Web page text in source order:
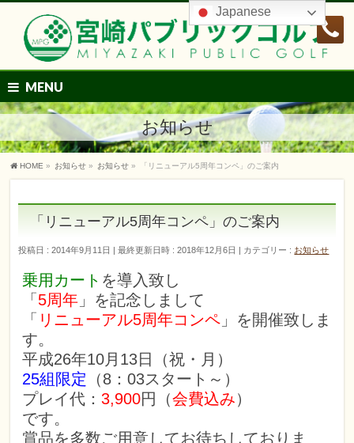
MENU
お知らせ
HOME » お知らせ » お知らせ » 「リニューアル5周年コンペ」のご案内
「リニューアル5周年コンペ」のご案内
投稿日 : 2014年9月11日 最終更新日時 : 2018年12月6日 カテゴリー : お知らせ
乗用カート を導入致し
「 5周年 」を記念しまして
「 リニューアル5周年コンペ 」を開催致しま
す。
平成26年10月13日（祝・月）
25組限定
（8：03スタート～）
プレイ代：3,900円（会費込み）
です。
賞品を多数ご用意してお待ちしておりま
Japanese